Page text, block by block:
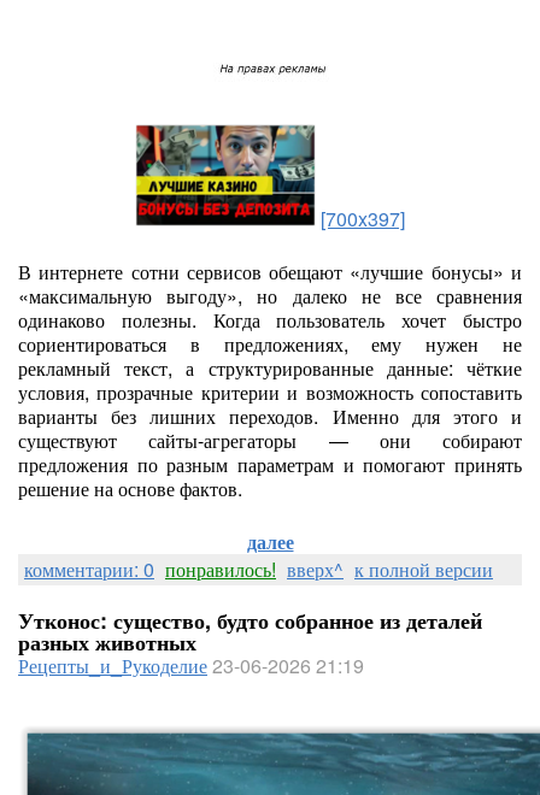
[700x397]
В интернете сотни сервисов обещают «лучшие бонусы» и
«максимальную выгоду», но далеко не все сравнения
одинаково полезны. Когда пользователь хочет быстро
сориентироваться в предложениях, ему нужен не
рекламный текст, а структурированные данные: чёткие
условия, прозрачные критерии и возможность сопоставить
варианты без лишних переходов. Именно для этого и
существуют сайты-агрегаторы — они собирают
предложения по разным параметрам и помогают принять
решение на основе фактов.
далее
комментарии: 0 понравилось! вверх^ к полной версии
Утконос: существо, будто собранное из деталей
разных животных
Рецепты_и_Рукоделие23-06-2026 21:19